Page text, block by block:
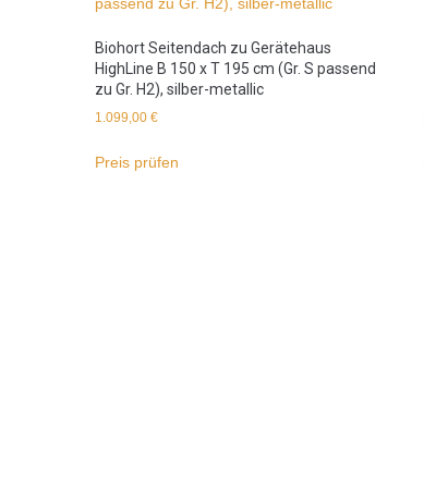
Biohort Seitendach zu Gerätehaus
HighLine B 150 x T 195 cm (Gr. S passend
zu Gr. H2), silber-metallic
1.099,00 €
Preis prüfen